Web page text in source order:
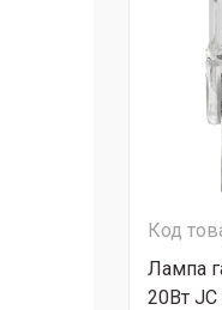
Код
Лампа
20Вт JC